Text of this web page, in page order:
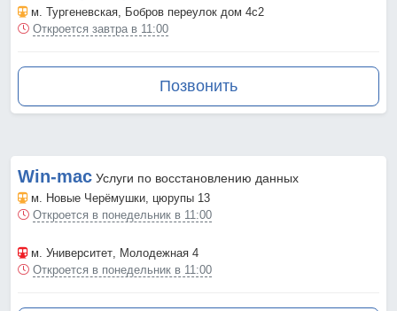
м. Тургеневская, Бобров переулок дом 4с2
Откроется завтра в 11:00
Позвонить
Win-mac Услуги по восстановлению данных
м. Новые Черёмушки, цюрупы 13
Откроется в понедельник в 11:00
м. Университет, Молодежная 4
Откроется в понедельник в 11:00